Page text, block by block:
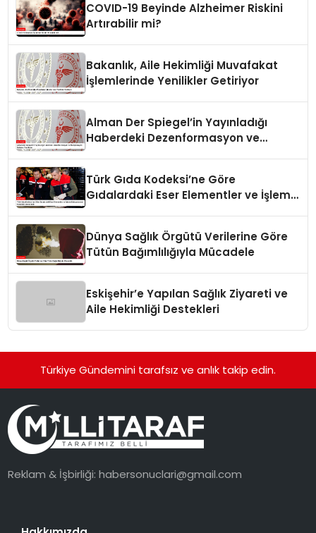
COVID-19 Beyinde Alzheimer Riskini
Artırabilir mi?
Bakanlık, Aile Hekimliği Muvafakat
İşlemlerinde Yenilikler Getiriyor
Alman Der Spiegel’in Yayınladığı
Haberdeki Dezenformasyon ve
Türk Gıda Kodeksi’ne Göre
Gıdalardaki Eser Elementler ve İşleme
Dünya Sağlık Örgütü Verilerine Göre
Tütün Bağımlılığıyla Mücadele
Eskişehir’e Yapılan Sağlık Ziyareti ve
Aile Hekimliği Destekleri
Türkiye Gündemini tarafsız ve anlık takip edin.
Reklam & İşbirliği:habersonuclari@gmail.com